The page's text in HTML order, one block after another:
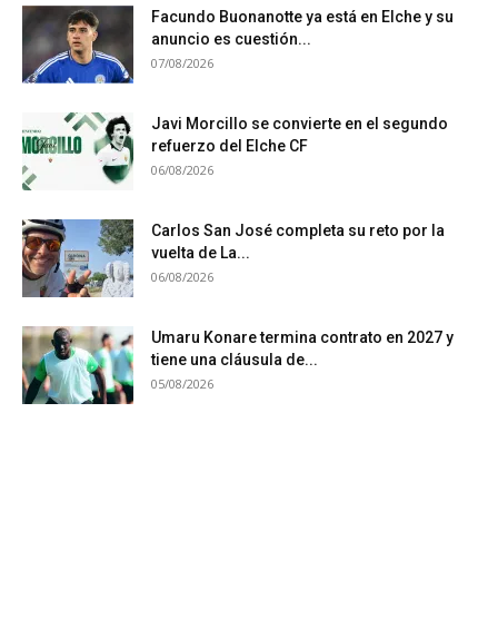
Facundo Buonanotte ya está en Elche y su
anuncio es cuestión...
07/08/2026
Javi Morcillo se convierte en el segundo
refuerzo del Elche CF
06/08/2026
Carlos San José completa su reto por la
vuelta de La...
06/08/2026
Umaru Konare termina contrato en 2027 y
tiene una cláusula de...
05/08/2026